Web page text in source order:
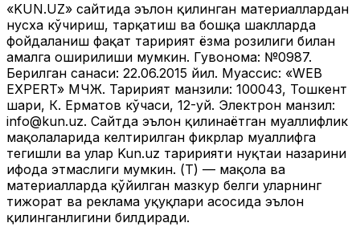
«KUN.UZ» сайтида эълон қилинган материаллардан
нусха кўчириш, тарқатиш ва бошқа шаклларда
фойдаланиш фақат таҳририят ёзма розилиги билан
амалга оширилиши мумкин. Гувоҳнома: №0987.
Берилган санаси: 22.06.2015 йил. Муассис: «WEB
EXPERT» МЧЖ. Таҳририят манзили: 100043, Тошкент
шаҳри, К. Ерматов кўчаси, 12-уй. Электрон манзил:
info@kun.uz. Сайтда эълон қилинаётган муаллифлик
мақолаларида келтирилган фикрлар муаллифга
тегишли ва улар Kun.uz таҳририяти нуқтаи назарини
ифода этмаслиги мумкин. (Т) — мақола ва
материалларда қўйилган мазкур белги уларнинг
тижорат ва реклама ҳуқуқлари асосида эълон
қилинганлигини билдиради.